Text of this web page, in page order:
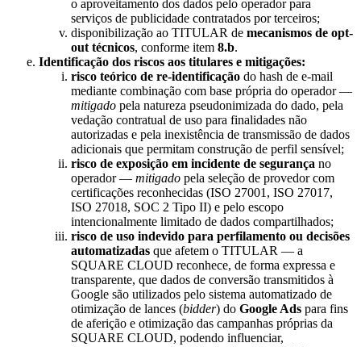
o aproveitamento dos dados pelo operador para
serviços de publicidade contratados por terceiros;
disponibilização ao TITULAR de mecanismos de opt-
out técnicos, conforme item 8.b.
Identificação dos riscos aos titulares e mitigações:
risco teórico de re-identificação do hash de e-mail
mediante combinação com base própria do operador —
mitigado pela natureza pseudonimizada do dado, pela
vedação contratual de uso para finalidades não
autorizadas e pela inexistência de transmissão de dados
adicionais que permitam construção de perfil sensível;
risco de exposição em incidente de segurança no
operador — mitigado pela seleção de provedor com
certificações reconhecidas (ISO 27001, ISO 27017,
ISO 27018, SOC 2 Tipo II) e pelo escopo
intencionalmente limitado de dados compartilhados;
risco de uso indevido para perfilamento ou decisões
automatizadas que afetem o TITULAR — a
SQUARE CLOUD reconhece, de forma expressa e
transparente, que dados de conversão transmitidos à
Google são utilizados pelo sistema automatizado de
otimização de lances (bidder) do Google Ads para fins
de aferição e otimização das campanhas próprias da
SQUARE CLOUD, podendo influenciar,